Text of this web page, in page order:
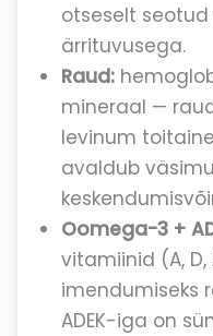
otseselt
ärrituvusega.
Raud:
mineraal —
levinum
avaldub
Oomega-3 +
vitamiinid (A, D,
imendumiseks
ADEK-iga on